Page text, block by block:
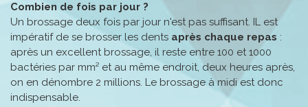
Combien de fois par jour ?
Un brossage deux fois par jour n'est pas suffisant. IL est
impératif de se brosser les dents après chaque repas :
après un excellent brossage, il reste entre 100 et 1000
bactéries par mm² et au même endroit, deux heures après,
on en dénombre 2 millions. Le brossage à midi est donc
indispensable.